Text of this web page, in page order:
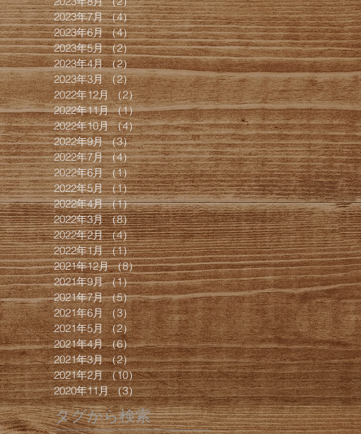
2023年7月 （4）4件の記事
2023年6月 （4）4件の記事
2023年5月 （2）2件の記事
2023年4月 （2）2件の記事
2023年3月 （2）2件の記事
2022年12月 （2）2件の記事
2022年11月 （1）1件の記事
2022年10月 （4）4件の記事
2022年9月 （3）3件の記事
2022年7月 （4）4件の記事
2022年6月 （1）1件の記事
2022年5月 （1）1件の記事
2022年4月 （1）1件の記事
2022年3月 （8）8件の記事
2022年2月 （4）4件の記事
2022年1月 （1）1件の記事
2021年12月 （8）8件の記事
2021年9月 （1）1件の記事
2021年7月 （5）5件の記事
2021年6月 （3）3件の記事
2021年5月 （2）2件の記事
2021年4月 （6）6件の記事
2021年3月 （2）2件の記事
2021年2月 （10）10件の記事
2020年11月 （3）3件の記事
タグから検索